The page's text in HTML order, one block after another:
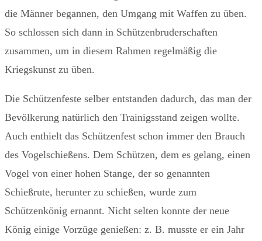
die Männer begannen, den Umgang mit Waffen zu üben.
So schlossen sich dann in Schützenbruderschaften
zusammen, um in diesem Rahmen regelmäßig die
Kriegskunst zu üben.
Die Schützenfeste selber entstanden dadurch, das man der
Bevölkerung natürlich den Trainigsstand zeigen wollte.
Auch enthielt das Schützenfest schon immer den Brauch
des Vogelschießens. Dem Schützen, dem es gelang, einen
Vogel von einer hohen Stange, der so genannten
Schießrute, herunter zu schießen, wurde zum
Schützenkönig ernannt. Nicht selten konnte der neue
König einige Vorzüge genießen: z. B. musste er ein Jahr